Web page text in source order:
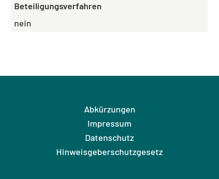
Beteiligungsverfahren
nein
Abkürzungen
Impressum
Datenschutz
Hinweisgeberschutzgesetz